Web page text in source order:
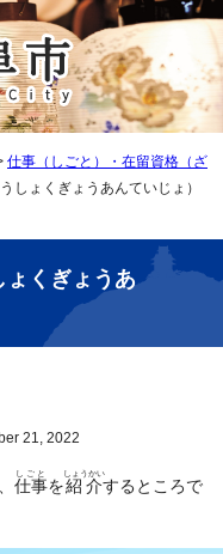
仕事（しごと）・在留資格（ざ
しょくぎょうあんていじょ）
ょくぎょうあ
21, 2022
仕事
しごと
を紹介
しょうかい
するところで